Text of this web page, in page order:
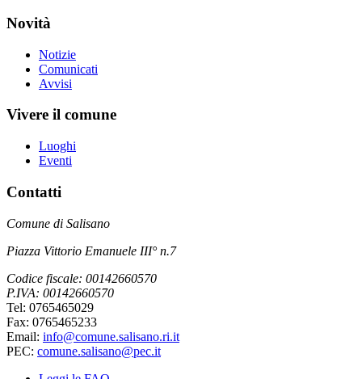
Novità
Notizie
Comunicati
Avvisi
Vivere il comune
Luoghi
Eventi
Contatti
Comune di Salisano
Piazza Vittorio Emanuele III° n.7
Codice fiscale: 00142660570
P.IVA: 00142660570
Tel: 0765465029
Fax: 0765465233
Email: info@comune.salisano.ri.it
PEC: comune.salisano@pec.it